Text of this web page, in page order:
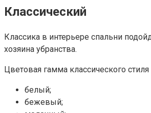
Классический
Классика в интерьере спальни
хозяина убранства.
Цветовая гамма классического
белый;
бежевый;